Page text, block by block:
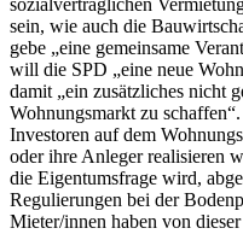
sozialverträglichen
sein, wie auch die
gebe „eine gemeinsame
will die SPD „eine neue
damit „ein zusätzliches nicht
Wohnungsmarkt zu
Investoren auf dem
oder ihre Anleger realisieren
die Eigentumsfrage wird,
Regulierungen bei der
Mieter/innen haben von